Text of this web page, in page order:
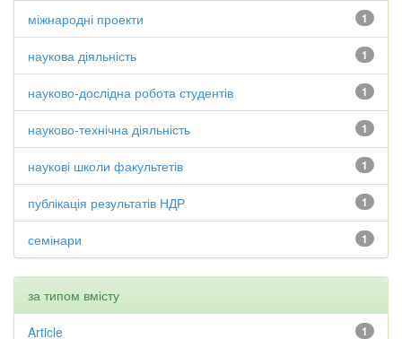
1
міжнародні проекти
1
наукова діяльність
1
науково-дослідна робота студентів
1
науково-технічна діяльність
1
наукові школи факультетів
1
публікація результатів НДР
1
семінари
за типом вмісту
1
Article